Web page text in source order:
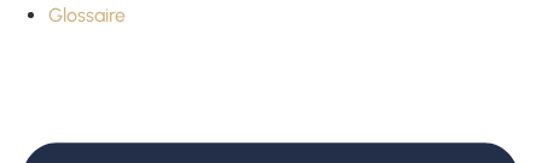
Glossaire